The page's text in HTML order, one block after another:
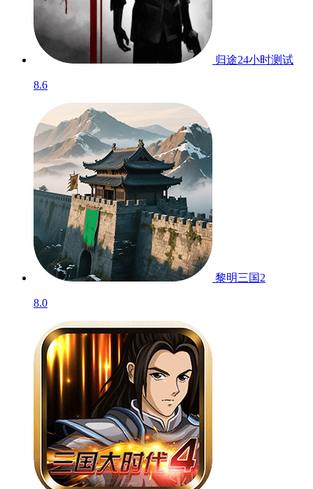
归途24小时测试
8.6
黎明三国2
8.0